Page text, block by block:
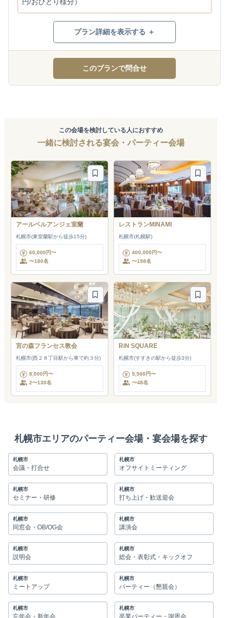
プラン詳細を表示する ＋
このプランで問合せ
この会場を検討している人におすすめ
一緒に検討される宴会・パーティー会場
アールベルアンジェ室蘭
札幌市(東室蘭駅から徒歩15分)
60,000円〜
〜180名
レストランMINAMI
札幌市(札幌駅)
400,000円〜
〜198名
宮の森フランセス教会
札幌市(西２８丁目駅から車で約３分)
8,000円〜
2〜130名
RiN SQUARE
札幌市(すすきの駅から徒歩3分)
5,500円〜
〜48名
札幌市エリアのパーティー会場・宴会場を探す
札幌市
会議・打合せ
札幌市
オフサイトミーティング
札幌市
セミナー・研修
札幌市
打ち上げ・歓送迎会
札幌市
同窓会・OB/OG会
札幌市
講演会
札幌市
説明会
札幌市
総会・表彰式・キックオフ
札幌市
ミートアップ
札幌市
パーティー（懇親会）
札幌市
忘年会・新年会
札幌市
卒業パーティー・謝恩会